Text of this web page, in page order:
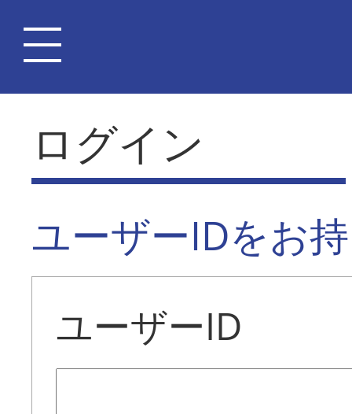
ログイン
ユーザーIDをお
ユーザーID